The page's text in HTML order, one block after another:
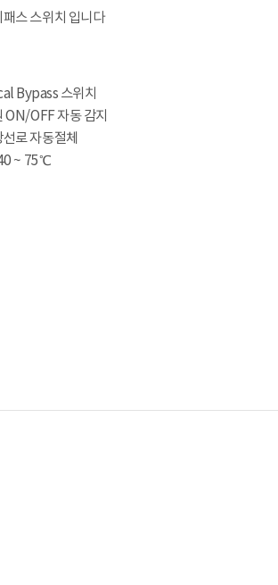
패스 스위치 입니다
Bypass 스위치
ON/OFF 자동 감지
로 자동절체
~ 75℃